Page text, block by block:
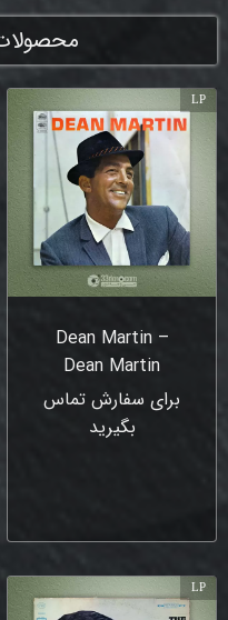
Dean Martin –
Dean Martin
برای سفارش تماس
بگیرید
LP
LP